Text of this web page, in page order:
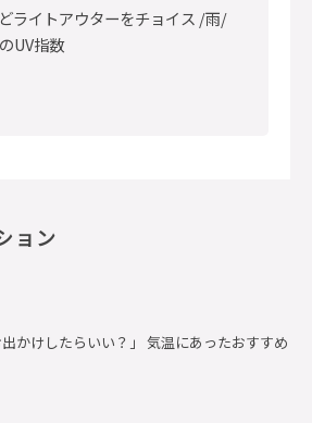
ライトアウターをチョイス /雨/
UV指数
ョン
出かけしたらいい？」 気温にあったおすすめ